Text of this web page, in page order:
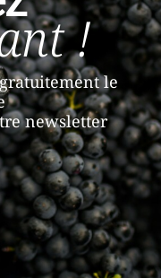
!
le
newsletter